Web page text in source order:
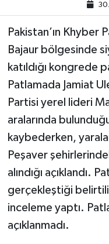
Pakistan’ın Khyber
Bajaur bölgesinde
katıldığı kongrede
Patlamada Jamiat
Partisi yerel lideri
aralarında
kaybederken,
Peşaver
alındığı açıklandı.
gerçekleştiği
inceleme yaptı.
açıklanmadı.